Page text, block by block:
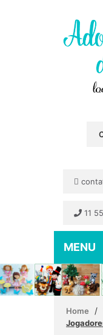
11
Home /